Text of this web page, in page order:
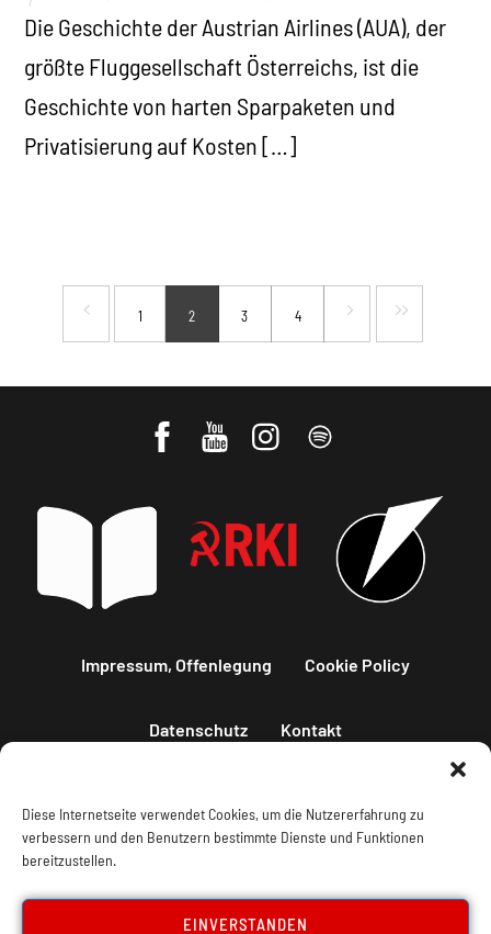
Diese Internetseite verwendet Cookies, um die Nutzererfahrung zu
verbessern und den Benutzern bestimmte Dienste und Funktionen
bereitzustellen.
EINVERSTANDEN
Die Geschichte der Austrian Airlines (AUA), der
größte Fluggesellschaft Österreichs, ist die
Geschichte von harten Sparpaketen und
Privatisierung auf Kosten […]
1 2 3 4
Impressum, Offenlegung Cookie Policy
Datenschutz Kontakt